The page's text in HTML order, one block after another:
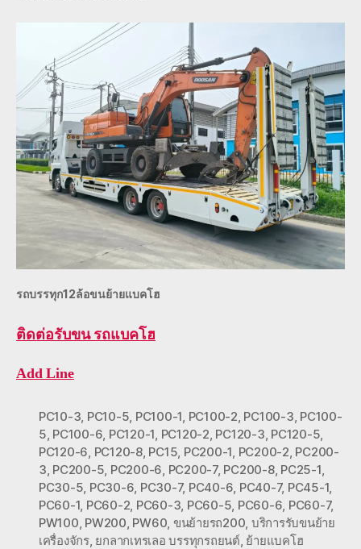
รถบรรทุก12ล้อขนย้ายแบคโฮ
ติดต่อรับขน รถแบคโฮ
Add Line
PC10-3, PC10-5, PC100-1, PC100-2, PC100-3, PC100-
5, PC100-6, PC120-1, PC120-2, PC120-3, PC120-5,
PC120-6, PC120-8, PC15, PC200-1, PC200-2, PC200-
3, PC200-5, PC200-6, PC200-7, PC200-8, PC25-1,
PC30-5, PC30-6, PC30-7, PC40-6, PC40-7, PC45-1,
PC60-1, PC60-2, PC60-3, PC60-5, PC60-6, PC60-7,
PW100, PW200, PW60, ขนย้ายรถ200, บริการรับขนย้าย
เครื่องจักร, ยกลากเทรเลอ บรรทุกรถยนต์, ย้ายแบคโฮ